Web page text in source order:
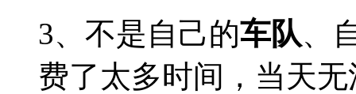
3、不是自己的车队、
费了太多时间，当天